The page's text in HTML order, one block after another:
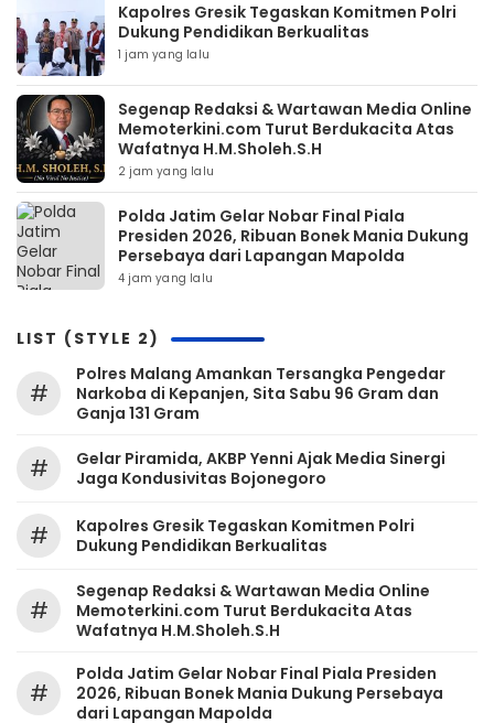
Kapolres Gresik Tegaskan Komitmen Polri
Dukung Pendidikan Berkualitas
1 jam yang lalu
Segenap Redaksi & Wartawan Media Online
Memoterkini.com Turut Berdukacita Atas
Wafatnya H.M.Sholeh.S.H
2 jam yang lalu
Polda Jatim Gelar Nobar Final Piala
Presiden 2026, Ribuan Bonek Mania Dukung
Persebaya dari Lapangan Mapolda
4 jam yang lalu
LIST (STYLE 2)
#
Polres Malang Amankan Tersangka Pengedar
Narkoba di Kepanjen, Sita Sabu 96 Gram dan
Ganja 131 Gram
#
Gelar Piramida, AKBP Yenni Ajak Media Sinergi
Jaga Kondusivitas Bojonegoro
#
Kapolres Gresik Tegaskan Komitmen Polri
Dukung Pendidikan Berkualitas
#
Segenap Redaksi & Wartawan Media Online
Memoterkini.com Turut Berdukacita Atas
Wafatnya H.M.Sholeh.S.H
#
Polda Jatim Gelar Nobar Final Piala Presiden
2026, Ribuan Bonek Mania Dukung Persebaya
dari Lapangan Mapolda